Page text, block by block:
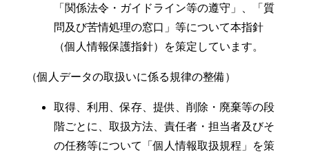
「関係法令・ガイドライン等の遵守」、「質
問及び苦情処理の窓口」等について本指針
（個人情報保護指針）を策定しています。
（個人データの取扱いに係る規律の整備）
取得、利用、保存、提供、削除・廃棄等の段
階ごとに、取扱方法、責任者・担当者及びそ
の任務等について「個人情報取扱規程」を策